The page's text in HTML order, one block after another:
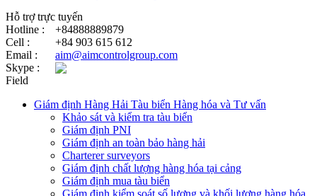
Hỗ trợ trực tuyến
Hotline :
+84888889879
Cell :
+84 903 615 612
Email :
aim@aimcontrolgroup.com
Skype :
Field
Giám định Hàng Hải Tàu biển Hàng hóa và Tư vấn
Khảo sát và kiểm tra tàu biển
Giám định PNI
Giám định an toàn bảo hàng hải
Charterer surveyors
Giám định chất lượng hàng hóa tại cảng
​Giám định mua tàu biển